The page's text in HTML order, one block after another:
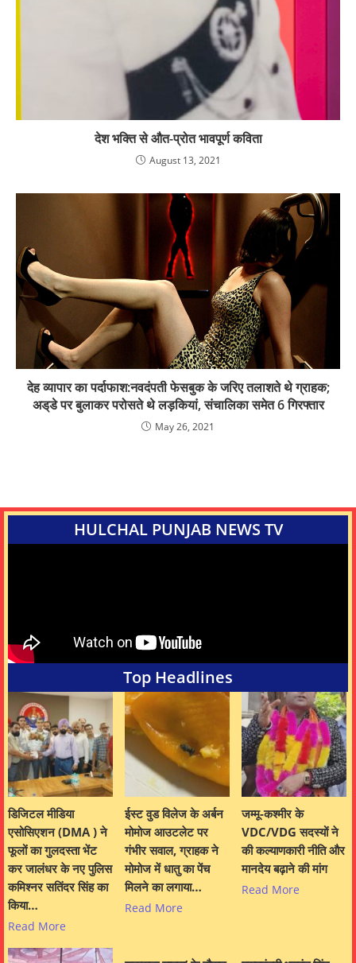
देश भक्ति से औत-प्रोत भावपूर्ण कविता
August 13, 2021
देह व्यापार का पर्दाफाश:नवदंपती फेसबुक के जरिए तलाशते थे ग्राहक;
अड्‌डे पर बुलाकर परोसते थे लड़कियां, संचालिका समेत 6 गिरफ्तार
May 26, 2021
HULCHAL PUNJAB NEWS TV
Top Headlines
डिजिटल मीडिया
एसोसिएशन (DMA ) ने
फूलों का गुलदस्ता भेंट
कर जालंधर के नए पुलिस
कमिश्नर सतिंदर सिंह का
किया…
Read More
ईस्ट वुड विलेज के अर्बन
मोमोज आउटलेट पर
गंभीर सवाल, ग्राहक ने
मोमोज में धातु का पेंच
मिलने का लगाया…
Read More
जम्मू-कश्मीर के
VDC/VDG सदस्यों ने
की कल्याणकारी नीति और
मानदेय बढ़ाने की मांग
Read More